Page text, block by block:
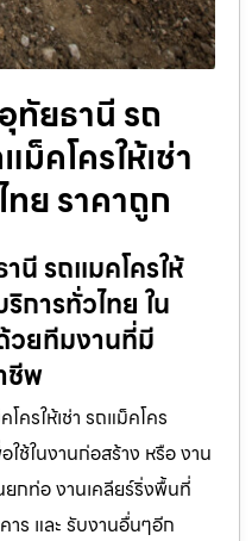
ทัยธานี รถ
ม็คโครให้เช่า
ย ราคาถูก
นี รถแมคโครให้
การทั่วไทย ใน
วยทีมงานที่มี
ชีพ
ครให้เช่า รถแม็คโคร
ใช้ในงานก่อสร้าง หรือ งาน
กท่อ งานเคลียร์ริ่งพื้นที่
ร และ รับงานอื่นๆอีก